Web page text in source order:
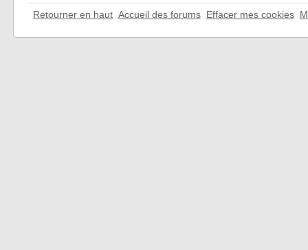
Retourner en haut Accueil des forums Effacer mes cookies